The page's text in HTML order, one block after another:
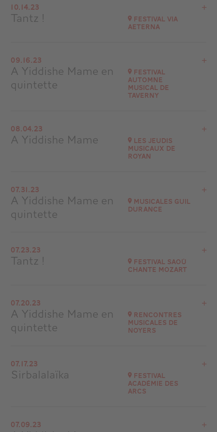
Ile-de-Ré
at20H30
10.14.23
Tantz ! Festival Via
Aeterna
Mont-Saint-Michel
Go to site
09.16.23
A Yiddishe Mame en
quintette
Festival
Automne
musical de
Taverny
Festival Automne musical de Taverny
08.04.23
A Yiddishe Mame Les Jeudis
musicaux de
Royan
Royan (17)
at 21H00
Go to site
07.31.23
A Yiddishe Mame en
quintette
Musicales Guil
Durance
Musicales Guil Durance
07.23.23
Tantz ! Festival Saoû
chante Mozart
26400 Saoû
Go to site
07.20.23
A Yiddishe Mame en
quintette
Rencontres
Musicales de
Noyers
Noyers-sur-Serein (89)
07.17.23
Sirbalalaïka Festival
Académie des
Arcs
Festival Académie des Arcs
07.09.23